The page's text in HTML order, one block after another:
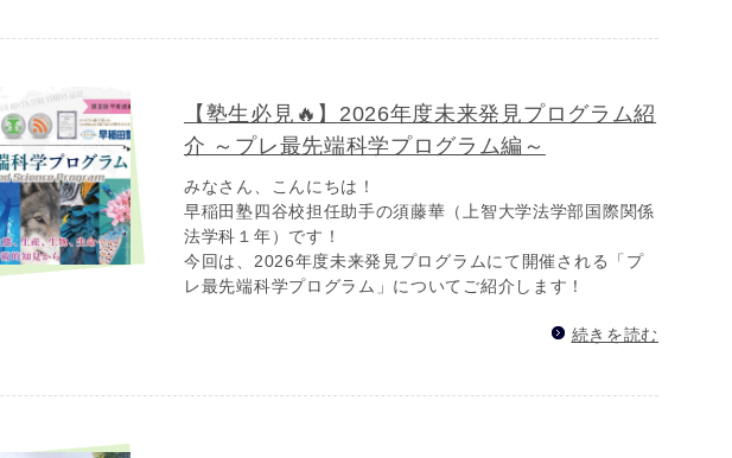
【塾生必見🔥】2026年度未来発見プログラム紹
介 ～プレ最先端科学プログラム編～
みなさん、こんにちは！
早稲田塾四谷校担任助手の須藤華（上智大学法学部国際関係
法学科１年）です！
今回は、2026年度未来発見プログラムにて開催される「プ
レ最先端科学プログラム」についてご紹介します！
続きを読む